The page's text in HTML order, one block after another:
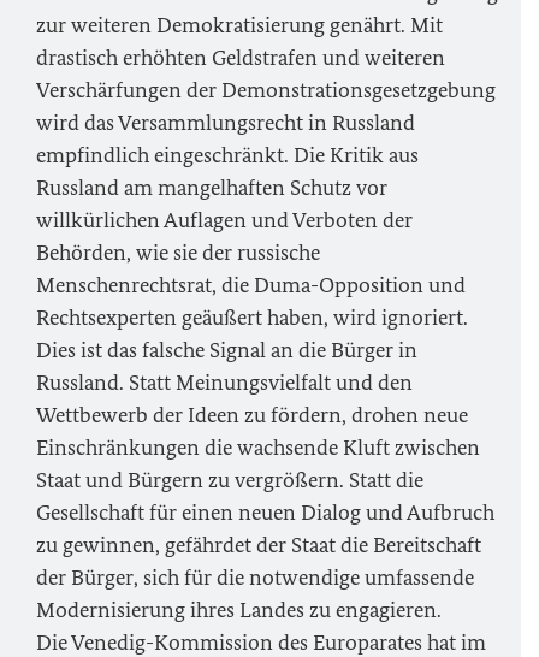
zur weiteren Demokratisierung genährt. Mit
drastisch erhöhten Geldstrafen und weiteren
Verschärfungen der Demonstrationsgesetzgebung
wird das Versammlungsrecht in Russland
empfindlich eingeschränkt. Die Kritik aus
Russland am mangelhaften Schutz vor
willkürlichen Auflagen und Verboten der
Behörden, wie sie der russische
Menschenrechtsrat, die Duma-Opposition und
Rechtsexperten geäußert haben, wird ignoriert.
Dies ist das falsche Signal an die Bürger in
Russland. Statt Meinungsvielfalt und den
Wettbewerb der Ideen zu fördern, drohen neue
Einschränkungen die wachsende Kluft zwischen
Staat und Bürgern zu vergrößern. Statt die
Gesellschaft für einen neuen Dialog und Aufbruch
zu gewinnen, gefährdet der Staat die Bereitschaft
der Bürger, sich für die notwendige umfassende
Modernisierung ihres Landes zu engagieren.
Die Venedig-Kommission des Europarates hat im